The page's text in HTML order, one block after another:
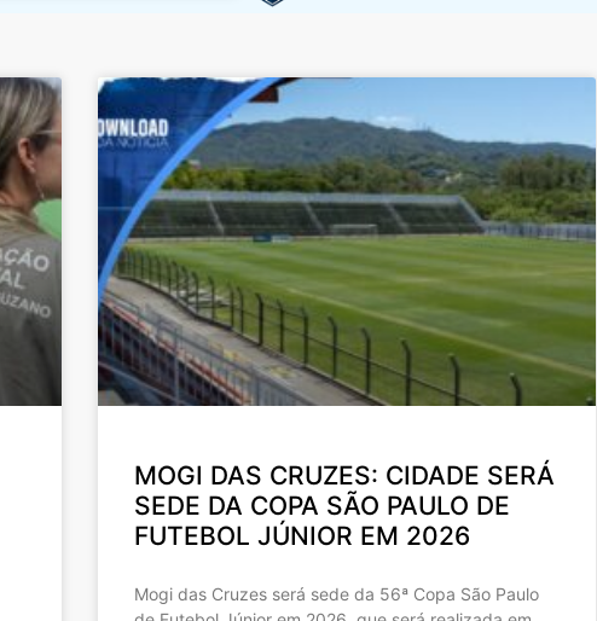
MOGI DAS CRUZES: CIDADE SERÁ
SEDE DA COPA SÃO PAULO DE
FUTEBOL JÚNIOR EM 2026
Mogi das Cruzes será sede da 56ª Copa São Paulo